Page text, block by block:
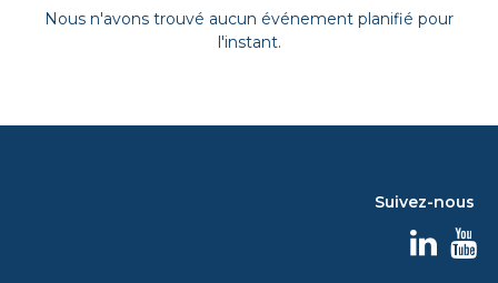
Nous n'avons trouvé aucun événement planifié pour
l'instant.
Suivez-nous